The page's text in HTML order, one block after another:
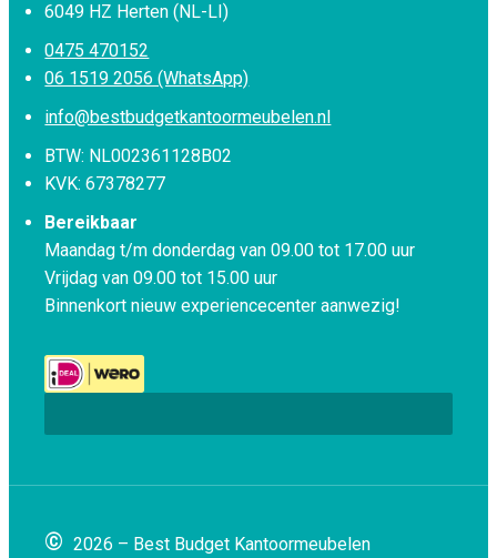
6049 HZ Herten (NL-LI)
0475 470152
06 1519 2056 (WhatsApp)
info@bestbudgetkantoormeubelen.nl
BTW: NL002361128B02
KVK: 67378277
Bereikbaar
Maandag t/m donderdag van 09.00 tot 17.00 uur
Vrijdag van 09.00 tot 15.00 uur
Binnenkort nieuw experiencecenter aanwezig!
© 2026 – Best Budget Kantoormeubelen